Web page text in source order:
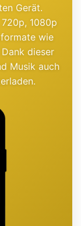
Gerät.
1080p
wie
dieser
Musik auch